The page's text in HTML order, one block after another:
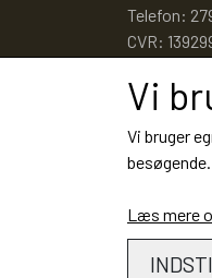
Telefon:
CVR:
Vi
Vi bruger
Læs mere